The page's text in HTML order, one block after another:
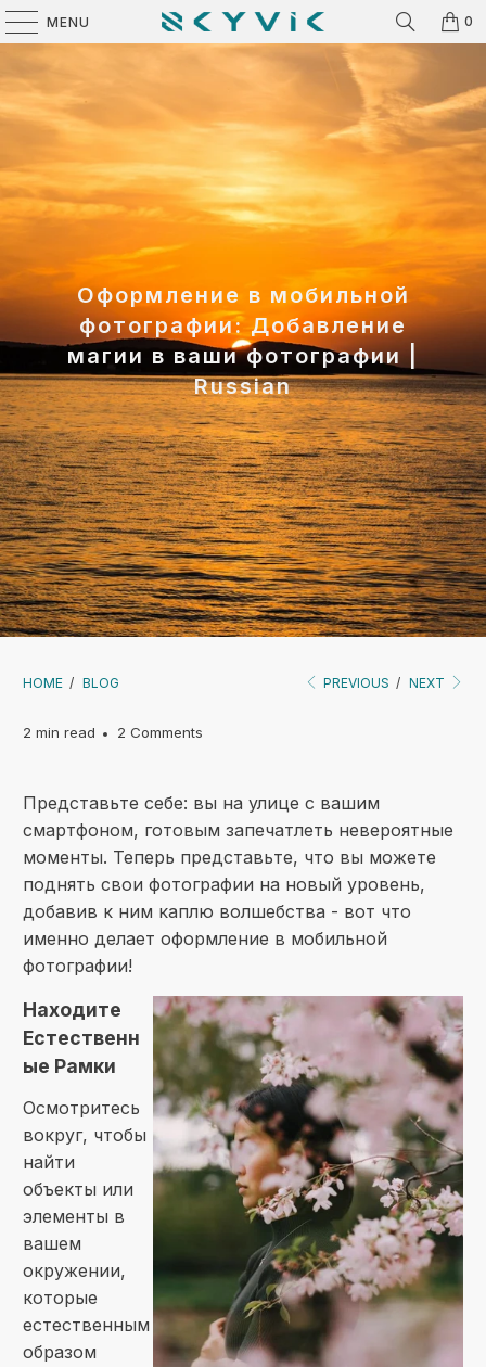
MENU 0
Оформление в мобильной
фотографии: Добавление
магии в ваши фотографии |
Russian
HOME / BLOG PREVIOUS / NEXT
2 min read 2 Comments
Представьте себе: вы на улице с вашим
смартфоном, готовым запечатлеть невероятные
моменты. Теперь представьте, что вы можете
поднять свои фотографии на новый уровень,
добавив к ним каплю волшебства - вот что
именно делает оформление в мобильной
фотографии!
Находите
Естественн
ые Рамки
Осмотритесь
вокруг, чтобы
найти
объекты или
элементы в
вашем
окружении,
которые
естественным
образом